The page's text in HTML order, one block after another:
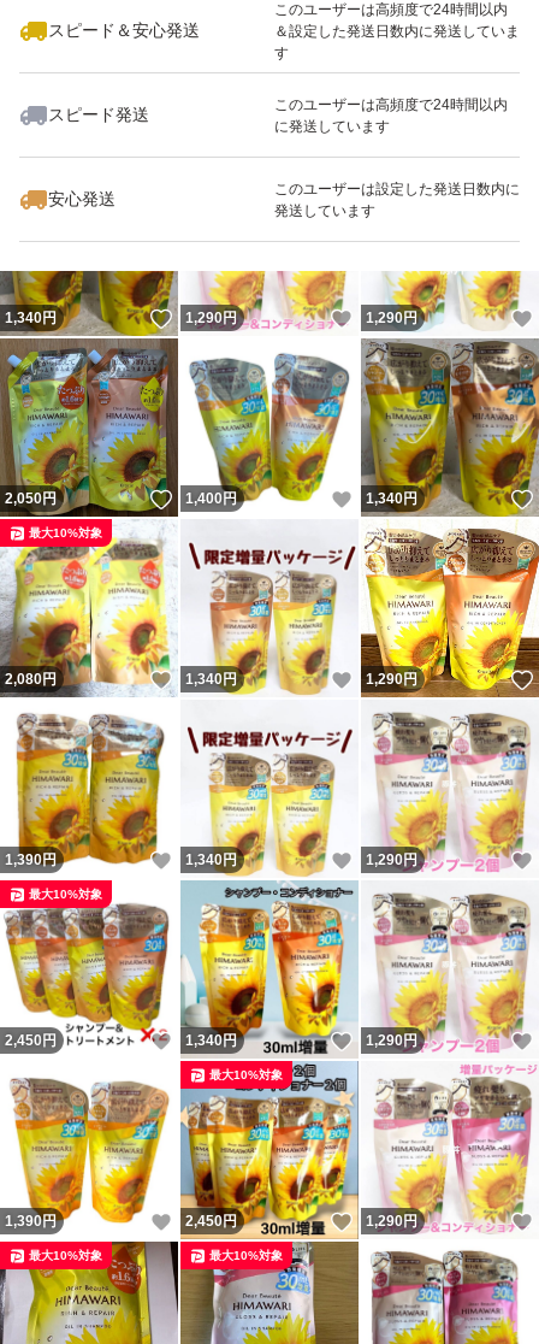
スピード＆安心発送
このユーザーは高頻度で24時間以内
＆設定した発送日数内に発送していま
す
スピード発送
このユーザーは高頻度で24時間以内
に発送しています
安心発送
このユーザーは設定した発送日数内に
発送しています
いいね！
1,340
1,340円 いいね！
1,290円 いいね！
1,290円
2,050円 いいね！
1,400 円 いいね！
1,340円
2,080円 いいね！
最大10%対象
1,340円 いいね！
1,290円
1,390円 いいね！
1,340円 いいね！
1,290円
2,450 円 いいね！
最大10%対象
1,340円 いいね！
1,290円
1,390円 いいね！
2,450円 いいね！
最大10%対象
1,290円
最大10%対象 最大10%対象